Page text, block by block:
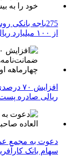
275باجه
از ۱۰۰ میلیارد ریال افزایش دادند
ریالی صادره پست
دعوت به مجمع
سهام بانک